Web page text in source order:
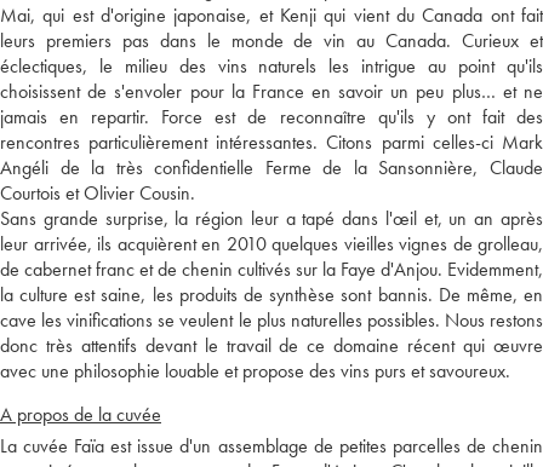
Mai, qui est d'origine japonaise, et Kenji qui vient du Canada ont fait
leurs premiers pas dans le monde de vin au Canada. Curieux et
éclectiques, le milieu des vins naturels les intrigue au point qu'ils
choisissent de s'envoler pour la France en savoir un peu plus… et ne
jamais en repartir. Force est de reconnaître qu'ils y ont fait des
rencontres particulièrement intéressantes. Citons parmi celles-ci Mark
Angéli de la très confidentielle Ferme de la Sansonnière, Claude
Courtois et Olivier Cousin.
Sans grande surprise, la région leur a tapé dans l'œil et, un an après
leur arrivée, ils acquièrent en 2010 quelques vieilles vignes de grolleau,
de cabernet franc et de chenin cultivés sur la Faye d'Anjou. Evidemment,
la culture est saine, les produits de synthèse sont bannis. De même, en
cave les vinifications se veulent le plus naturelles possibles. Nous restons
donc très attentifs devant le travail de ce domaine récent qui œuvre
avec une philosophie louable et propose des vins purs et savoureux.
A propos de la cuvée
La cuvée Faïa est issue d'un assemblage de petites parcelles de chenin